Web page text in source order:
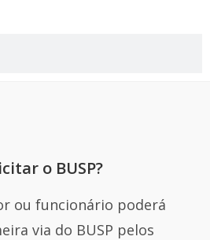
o BUSP?
ou funcionário poderá
via do BUSP pelos